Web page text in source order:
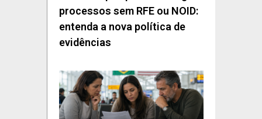
processos sem RFE ou NOID:
entenda a nova política de
evidências